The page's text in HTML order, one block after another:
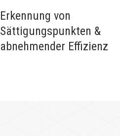
Erkennung von
Sättigungspunkten &
abnehmender Effizienz